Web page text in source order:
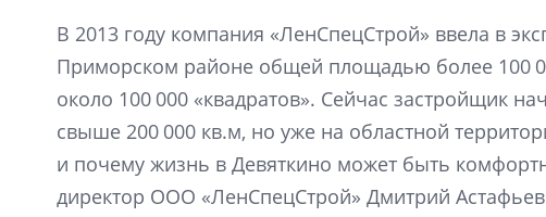
В 2013 году компания «ЛенСпецСтрой» ввела в
Приморском районе общей площадью более 100
около 100 000 «квадратов». Сейчас застройщик
свыше 200 000 кв.м, но уже на областной
и почему жизнь в Девяткино может быть
директор ООО «ЛенСпецСтрой» Дмитрий